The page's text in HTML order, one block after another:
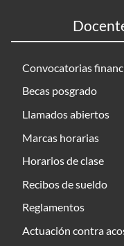
Convocatorias
Becas posgrado
Llamados abiertos
Marcas horarias
Horarios de clase
Recibos de sueldo
Reglamentos
Actuación contra